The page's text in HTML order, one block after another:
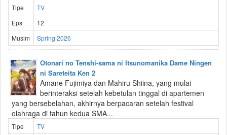
Tipe
TV
Eps
12
Musim
Spring 2026
Otonari no Tenshi-sama ni Itsunomanika Dame Ningen
ni Sareteita Ken 2
Amane Fujimiya dan Mahiru Shiina, yang mulai
berinteraksi setelah kebetulan tinggal di apartemen
yang bersebelahan, akhirnya berpacaran setelah festival
olahraga di tahun kedua SMA...
Tipe
TV